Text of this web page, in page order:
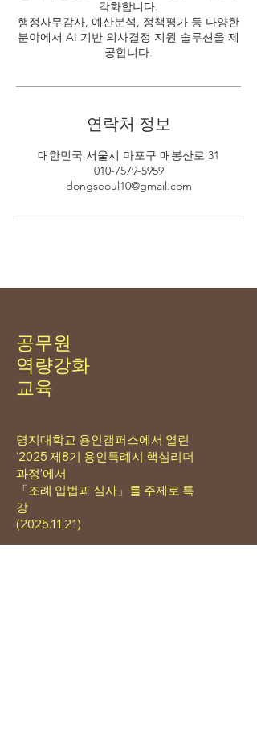
각화합니다.
행정사무감사, 예산분석, 정책평가 등 다양한
분야에서 AI 기반 의사결정 지원 솔루션을 제
공합니다.
연락처 정보
대한민국 서울시 마포구 매봉산로 31
010-7579-5959
dongseoul10@gmail.com
공무원
역량강화
​교육
명지대학교 용인캠퍼스에서 열린
‘2025 제8기 용인특례시 핵심리더
과정’에서
「조례 입법과 심사」를 주제로 특
강
(2025.11.21)